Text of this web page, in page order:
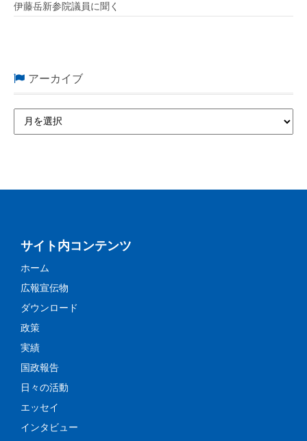
伊藤岳新参院議員に聞く
アーカイブ
サイト内コンテンツ
ホーム
広報宣伝物
ダウンロード
政策
実績
国政報告
日々の活動
エッセイ
インタビュー